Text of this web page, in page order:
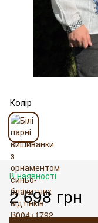
Колір
В наявності
2 698 грн